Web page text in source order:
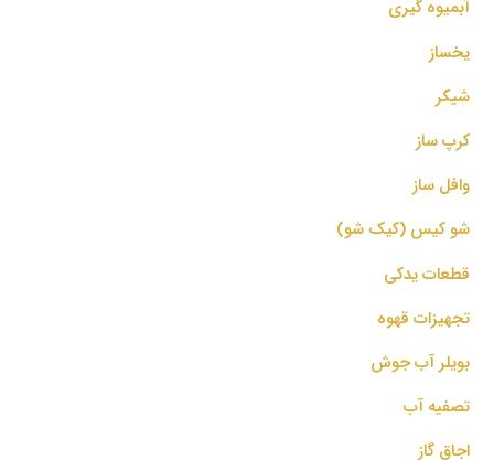
آبمیوه گیری
یخساز
شیکر
کرپ ساز
وافل ساز
شو کیس (کیک شو)
قطعات یدکی
تجهیزات قهوه
بویلر آب جوش
تصفیه آب
اجاق گاز